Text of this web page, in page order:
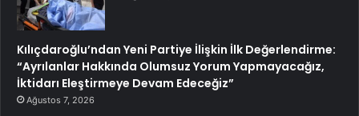
Kılıçdaroğlu’ndan Yeni Partiye İlişkin İlk Değerlendirme:
“Ayrılanlar Hakkında Olumsuz Yorum Yapmayacağız,
İktidarı Eleştirmeye Devam Edeceğiz”
Ağustos 7, 2026